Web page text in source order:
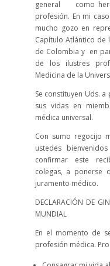
general como
profesión. En mi
mucho gozo en
Capítulo Atlántico de
de Colombia y en
de los ilustres
Medicina de la
Se constituyen Uds.
sus vidas en
médica universal.
Con sumo regocijo
ustedes
confirmar este
colegas, a ponerse
juramento médico.
DECLARACIÓN DE
MUNDIAL
En el momento de
profesión médica.